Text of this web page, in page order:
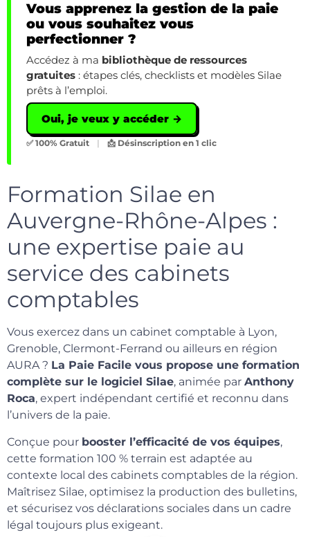
Vous apprenez la gestion de la paie
ou vous souhaitez vous
perfectionner ?
Accédez à ma bibliothèque de ressources
gratuites : étapes clés, checklists et modèles Silae
prêts à l’emploi.
Oui, je veux y accéder →
✅ 100% Gratuit | 📩 Désinscription en 1 clic
Formation Silae en
Auvergne-Rhône-Alpes :
une expertise paie au
service des cabinets
comptables
Vous exercez dans un cabinet comptable à Lyon,
Grenoble, Clermont-Ferrand ou ailleurs en région
AURA ? La Paie Facile vous propose une formation
complète sur le logiciel Silae, animée par Anthony
Roca, expert indépendant certifié et reconnu dans
l’univers de la paie.
Conçue pour booster l’efficacité de vos équipes,
cette formation 100 % terrain est adaptée au
contexte local des cabinets comptables de la région.
Maîtrisez Silae, optimisez la production des bulletins,
et sécurisez vos déclarations sociales dans un cadre
légal toujours plus exigeant.